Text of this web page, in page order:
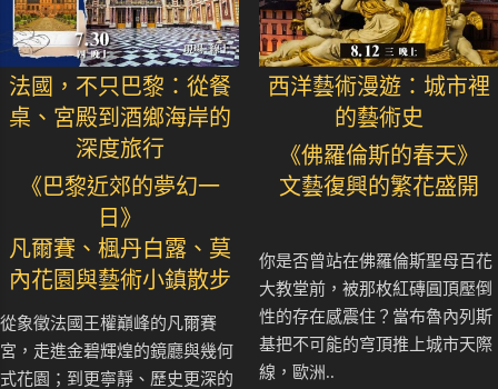
法國，不只巴黎：從餐
桌、宮殿到酒鄉海岸的
深度旅行
《巴黎近郊的夢幻一
日》
凡爾賽、楓丹白露、莫
內花園與藝術小鎮散步
從象徵法國王權巔峰的凡爾賽
宮，走進金碧輝煌的鏡廳與幾何
式花園；到更寧靜、歷史更深的
西洋藝術漫遊：城市裡
的藝術史
《佛羅倫斯的春天》
文藝復興的繁花盛開
你是否曾站在佛羅倫斯聖母百花
大教堂前，被那枚紅磚圓頂壓倒
性的存在感震住？當布魯內列斯
基把不可能的穹頂推上城市天際
線，歐洲..